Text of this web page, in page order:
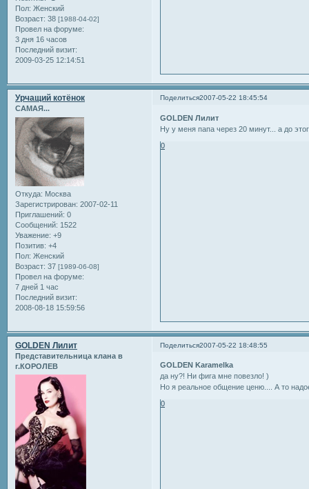
Пол: Женский
Возраст: 38 [1988-04-02]
Провел на форуме:
3 дня 16 часов
Последний визит:
2009-03-25 12:14:51
Поделиться2007-05-22 18:45:54
Урчащий котёнок
САМАЯ...
Откуда: Москва
Зарегистрирован: 2007-02-11
Приглашений: 0
Сообщений: 1522
Уважение: +9
Позитив: +4
Пол: Женский
Возраст: 37 [1989-06-08]
Провел на форуме:
7 дней 1 час
Последний визит:
2008-08-18 15:59:56
GOLDEN Лилит
Ну у меня папа через 20 минут... а до
0
Поделиться2007-05-22 18:48:55
GOLDEN Лилит
Представительница клана в
г.КОРОЛЕВ
GOLDEN Karamelka
да ну?! Ни фига мне повезло! )
Но я реальное общение ценю.... А то
0